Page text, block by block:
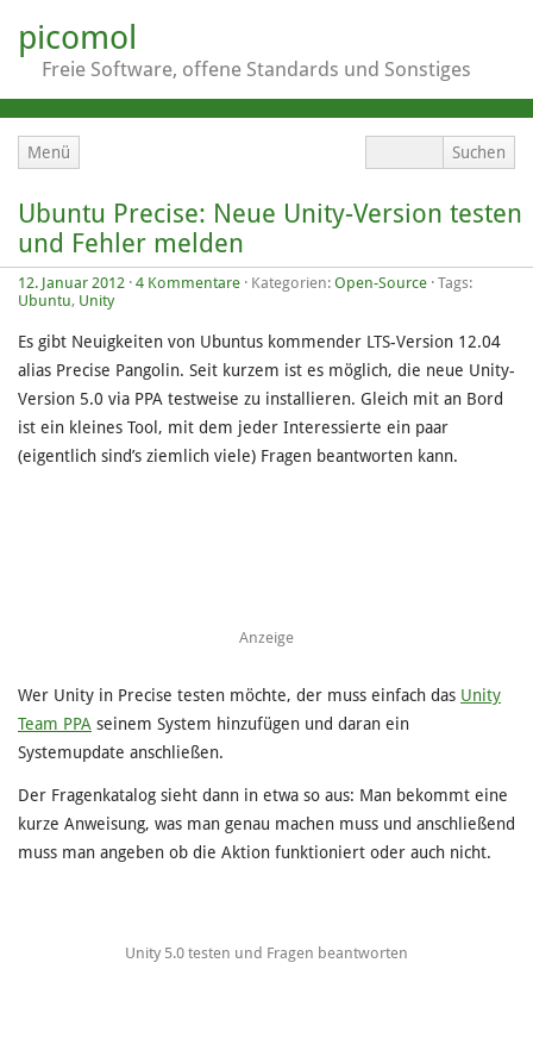
picomol
Freie Software, offene Standards und Sonstiges
Menü
Ubuntu Precise: Neue Unity-Version testen
und Fehler melden
12. Januar 2012 · 4 Kommentare · Kategorien: Open-Source · Tags:
Ubuntu, Unity
Es gibt Neuigkeiten von Ubuntus kommender LTS-Version 12.04
alias Precise Pangolin. Seit kurzem ist es möglich, die neue Unity-
Version 5.0 via PPA testweise zu installieren. Gleich mit an Bord
ist ein kleines Tool, mit dem jeder Interessierte ein paar
(eigentlich sind’s ziemlich viele) Fragen beantworten kann.
Anzeige
Wer Unity in Precise testen möchte, der muss einfach das Unity
Team PPA seinem System hinzufügen und daran ein
Systemupdate anschließen.
Der Fragenkatalog sieht dann in etwa so aus: Man bekommt eine
kurze Anweisung, was man genau machen muss und anschließend
muss man angeben ob die Aktion funktioniert oder auch nicht.
Unity 5.0 testen und Fragen beantworten